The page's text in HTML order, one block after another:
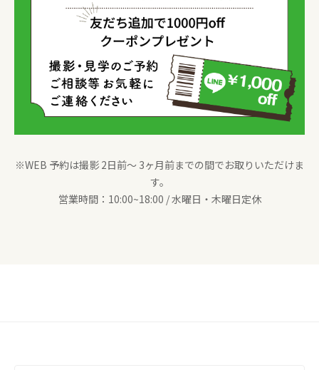
※WEB 予約は撮影 2日前〜 3ヶ月前までの間でお取りいただけま
す。
営業時間：10:00~18:00 / 水曜日・木曜日定休